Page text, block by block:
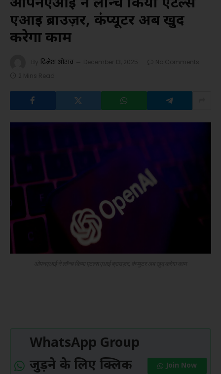
ओपनएआई ने लॉन्च किया एटल्स
एआई ब्राउज़र, कंप्यूटर अब खुद
करेगा काम
By दिनेश ओरांव December 13, 2025
No Comments
2 Mins Read
ओपनएआई ने लॉन्च किया एटल्स एआई ब्राउज़र, कंप्यूटर अब खुद करेगा काम
WhatsApp Group
जुड़ने के लिए क्लिक
Join Now